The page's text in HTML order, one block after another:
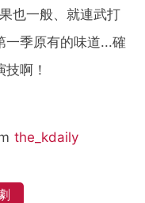
也一般、就連武打
一季原有的味道...確
啊！
the_kdaily